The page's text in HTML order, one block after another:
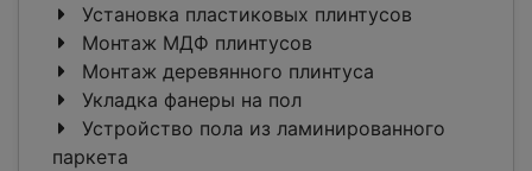
Установка пластиковых плинтусов
Монтаж МДФ плинтусов
Монтаж деревянного плинтуса
Укладка фанеры на пол
Устройство пола из ламинированного
паркета